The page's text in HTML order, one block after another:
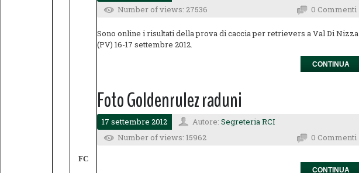
FC
Number of views: 27536
0 Commenti
Sono online i risultati della prova di caccia per retrievers a Val Di Nizza
(PV) 16-17 settembre 2012.
CONTINUA
Foto Goldenrulez raduni
17 settembre 2012 Autore: Segreteria RCI
Number of views: 15962
0 Commenti
CONTINUA